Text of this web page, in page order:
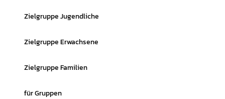
Zielgruppe Jugendliche
Zielgruppe Erwachsene
Zielgruppe Familien
für Gruppen